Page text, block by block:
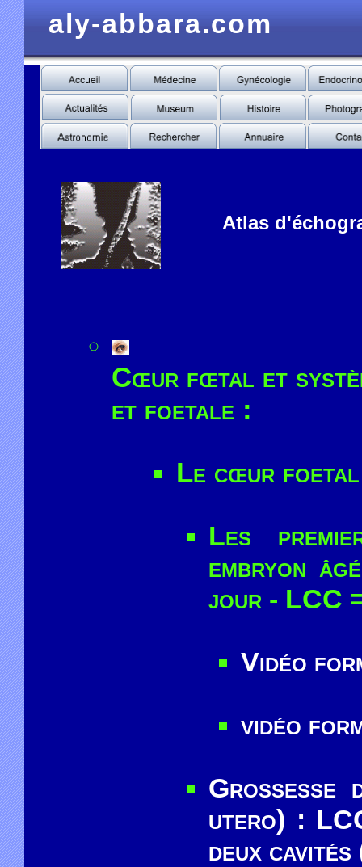
aly-abbara.com
Atlas
Cœur fœtal et
et foetale :
Le cœur
Les
embryon
jour - LCC
Vidéo
vidéo
utero) :
deux cavités